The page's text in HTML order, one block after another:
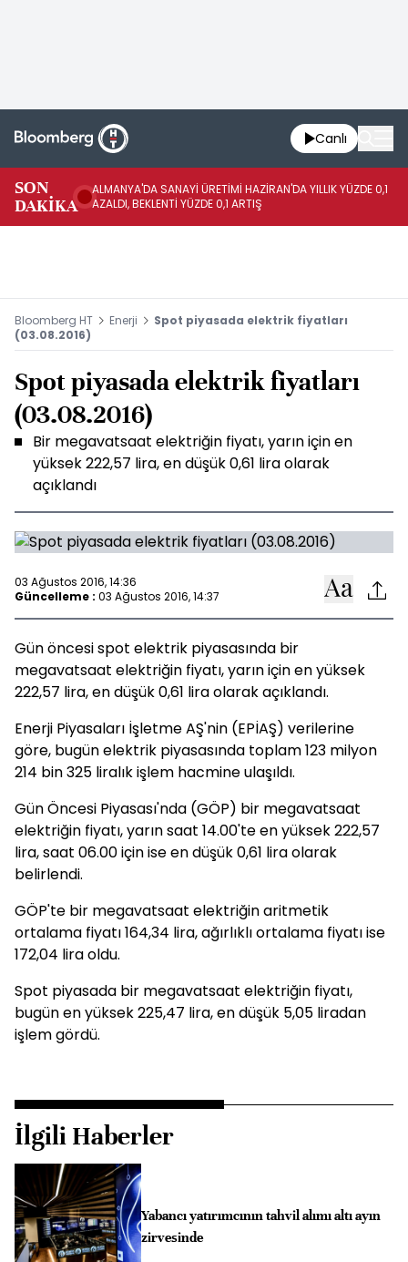
Canlı
SON
DAKİKA
ALMANYA'DA SANAYİ ÜRETİMİ HAZİRAN'DA YILLIK YÜZDE 0,1
AZALDI, BEKLENTİ YÜZDE 0,1 ARTIŞ
Bloomberg HT Enerji
Spot piyasada elektrik fiyatları
(03.08.2016)
Spot piyasada elektrik fiyatları
(03.08.2016)
Bir megavatsaat elektriğin fiyatı, yarın için en
yüksek 222,57 lira, en düşük 0,61 lira olarak
açıklandı
03 Ağustos 2016, 14:36
Güncelleme : 03 Ağustos 2016, 14:37
Gün öncesi spot elektrik piyasasında bir
megavatsaat elektriğin fiyatı, yarın için en yüksek
222,57 lira, en düşük 0,61 lira olarak açıklandı.
Enerji Piyasaları İşletme AŞ'nin (EPİAŞ) verilerine
göre, bugün elektrik piyasasında toplam 123 milyon
214 bin 325 liralık işlem hacmine ulaşıldı.
Gün Öncesi Piyasası'nda (GÖP) bir megavatsaat
elektriğin fiyatı, yarın saat 14.00'te en yüksek 222,57
lira, saat 06.00 için ise en düşük 0,61 lira olarak
belirlendi.
GÖP'te bir megavatsaat elektriğin aritmetik
ortalama fiyatı 164,34 lira, ağırlıklı ortalama fiyatı ise
172,04 lira oldu.
Spot piyasada bir megavatsaat elektriğin fiyatı,
bugün en yüksek 225,47 lira, en düşük 5,05 liradan
işlem gördü.
İlgili Haberler
Yabancı yatırımcının tahvil alımı altı ayın
zirvesinde